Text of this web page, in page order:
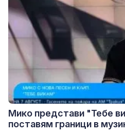
Мико представи "Тебе
поставям граници в